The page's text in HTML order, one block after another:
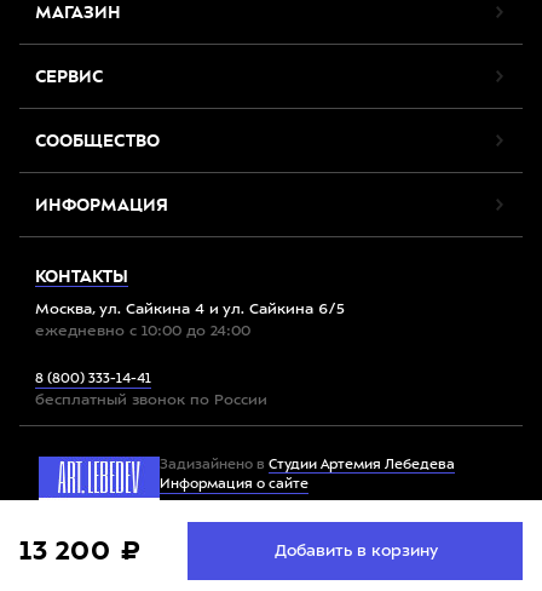
МАГАЗИН
СЕРВИС
СООБЩЕСТВО
ИНФОРМАЦИЯ
КОНТАКТЫ
Москва, ул. Сайкина 4 и ул. Сайкина 6/5
ежедневно с 10:00 до 24:00
8 (800) 333-14-41
бесплатный звонок по России
Задизайнено в Студии Артемия Лебедева
Информация о сайте
Все права защищены. 2012-2026 © Спорт-Марафон
сайтом, вы соглашаетесь с
условиями использования
Принять
13 200 ₽ Добавить в корзину